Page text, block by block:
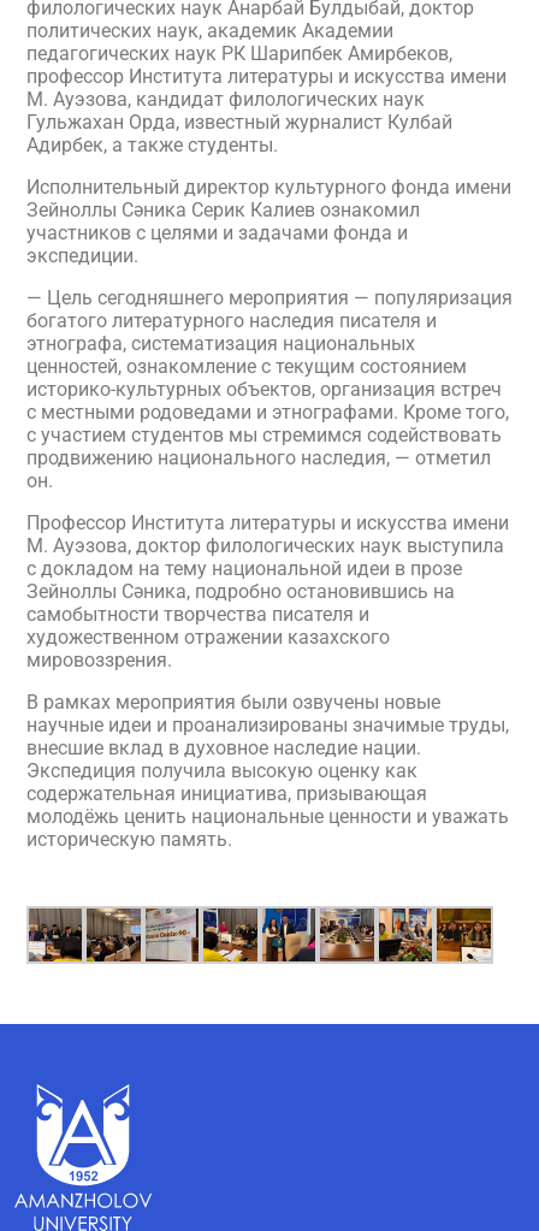
филологических наук Анарбай Булдыбай, доктор
политических наук, академик Академии
педагогических наук РК Шарипбек Амирбеков,
профессор Института литературы и искусства имени
М. Ауэзова, кандидат филологических наук
Гульжахан Орда, известный журналист Кулбай
Адирбек, а также студенты.
Исполнительный директор культурного фонда имени
Зейноллы Сәника Серик Калиев ознакомил
участников с целями и задачами фонда и
экспедиции.
— Цель сегодняшнего мероприятия — популяризация
богатого литературного наследия писателя и
этнографа, систематизация национальных
ценностей, ознакомление с текущим состоянием
историко-культурных объектов, организация встреч
с местными родоведами и этнографами. Кроме того,
с участием студентов мы стремимся содействовать
продвижению национального наследия, — отметил
он.
Профессор Института литературы и искусства имени
М. Ауэзова, доктор филологических наук выступила
с докладом на тему национальной идеи в прозе
Зейноллы Сәника, подробно остановившись на
самобытности творчества писателя и
художественном отражении казахского
мировоззрения.
В рамках мероприятия были озвучены новые
научные идеи и проанализированы значимые труды,
внесшие вклад в духовное наследие нации.
Экспедиция получила высокую оценку как
содержательная инициатива, призывающая
молодёжь ценить национальные ценности и уважать
историческую память.